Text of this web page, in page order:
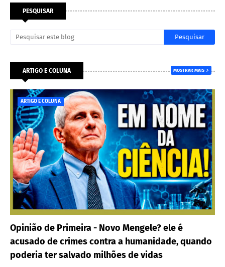
PESQUISAR
ARTIGO E COLUNA MOSTRAR MAIS
ARTIGO E COLUNA
Opinião de Primeira - Novo Mengele? ele é
acusado de crimes contra a humanidade, quando
poderia ter salvado milhões de vidas